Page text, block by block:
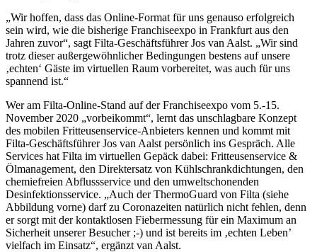
„Wir hoffen, dass das Online-Format für uns genauso erfolgreich
sein wird, wie die bisherige Franchiseexpo in Frankfurt aus den
Jahren zuvor“, sagt Filta-Geschäftsführer Jos van Aalst. „Wir sind
trotz dieser außergewöhnlicher Bedingungen bestens auf unsere
‚echten‘ Gäste im virtuellen Raum vorbereitet, was auch für uns
spannend ist.“
Wer am Filta-Online-Stand auf der Franchiseexpo vom 5.-15.
November 2020 „vorbeikommt“, lernt das unschlagbare Konzept
des mobilen Fritteusenservice-Anbieters kennen und kommt mit
Filta-Geschäftsführer Jos van Aalst persönlich ins Gespräch. Alle
Services hat Filta im virtuellen Gepäck dabei: Fritteusenservice &
Ölmanagement, den Direktersatz von Kühlschrankdichtungen, den
chemiefreien Abflussservice und den umweltschonenden
Desinfektionsservice. „Auch der ThermoGuard von Filta (siehe
Abbildung vorne) darf zu Coronazeiten natürlich nicht fehlen, denn
er sorgt mit der kontaktlosen Fiebermessung für ein Maximum an
Sicherheit unserer Besucher ;-) und ist bereits im ‚echten Leben’
vielfach im Einsatz“, ergänzt van Aalst.